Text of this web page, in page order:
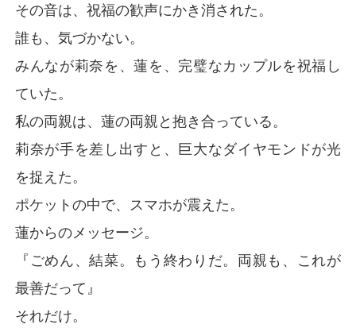
その音は、祝福の歓声にかき消された。
誰も、気づかない。
みんなが莉奈を、蓮を、完璧なカップルを祝福し
ていた。
私の両親は、蓮の両親と抱き合っている。
莉奈が手を差し出すと、巨大なダイヤモンドが光
を捉えた。
ポケットの中で、スマホが震えた。
蓮からのメッセージ。
『ごめん、結菜。もう終わりだ。両親も、これが
最善だって』
それだけ。